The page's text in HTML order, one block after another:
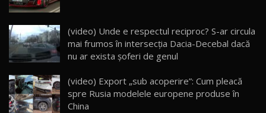
23
Lynk & Co 01 / Test Drive AutoBlog.MD
25:19
24
ZEEKR 009: Cel mai Performant și Confortabil
Van Electric Testat în Moldova / AutoBlog.MD
26:38
(video) Unde e respectul reciproc? S-ar circula
mai frumos în intersecția Dacia-Decebal dacă
nu ar exista șoferi de genul
(video) Export „sub acoperire”: Cum pleacă
spre Rusia modelele europene produse în
China